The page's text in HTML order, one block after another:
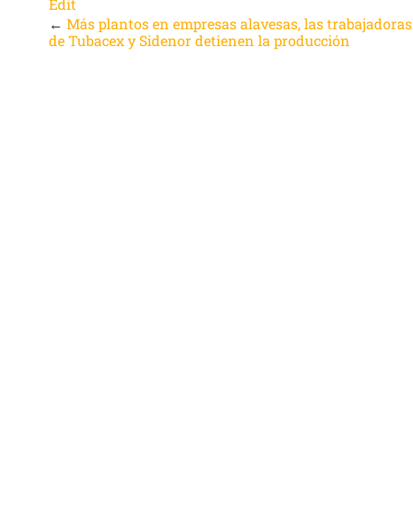
Edit
←Más plantos en empresas alavesas, las trabajadoras
de Tubacex y Sidenor detienen la producción